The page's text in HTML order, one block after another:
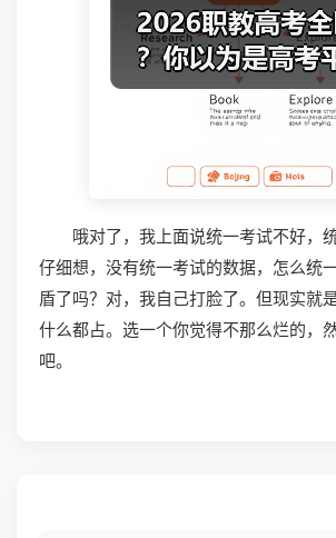
哦对了，我上面说统一考试不好，
仔细想，没有统一考试的数据，怎么统
盾了吗？对，我自己打脸了。但现实就
什么都占。选一个你觉得不那么烂的，
吧。